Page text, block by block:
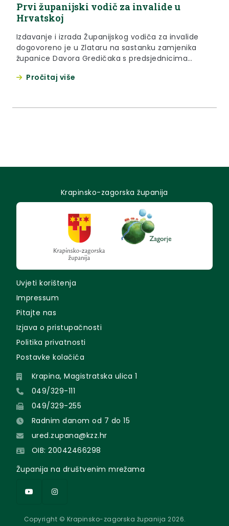
Prvi županijski vodič za invalide u
Hrvatskoj
Izdavanje i izrada Županijskog vodiča za invalide
dogovoreno je u Zlataru na sastanku zamjenika
županice Davora Gredičaka s predsjednicima
će Krapinsko – zagorska županija postati prva
Pročitaj više
Krapinsko-zagorska županija
Uvjeti korištenja
Impressum
Pitajte nas
Izjava o pristupačnosti
Politika privatnosti
Postavke kolačića
Krapina, Magistratska ulica 1
049/329-111
049/329-255
Radnim danom od 7 do 15
ured.zupana@kzz.hr
OIB: 20042466298
Županija na društvenim mrežama
Copyright © Krapinsko-zagorska županija 2026.